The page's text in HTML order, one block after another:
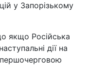
у Запорізькому
якщо Російська
дії на